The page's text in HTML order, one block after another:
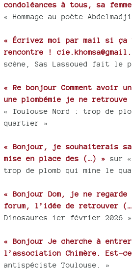
condoléances à tous, sa
« Hommage au poète
« Écrivez moi par mail si ça
rencontre !
scène, Sas Lassoued fait le
« Re bonjour Comment avoir
une plombémie je ne
« Toulouse Nord : trop de
quartier »
« Bonjour, je souhaiterais
mise en place des (…) » sur
trop de plomb qui mine le
« Bonjour Dom, je ne regarde
forum, l’idée de retrouver
Dinosaures 1er février 2026 »
« Bonjour Je cherche à
l’association Chimère. Est-
antispéciste Toulouse. »